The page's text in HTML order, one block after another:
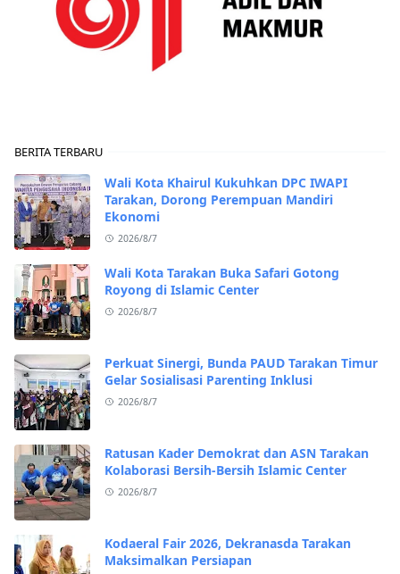
BERITA TERBARU
Wali Kota Khairul Kukuhkan DPC IWAPI
Tarakan, Dorong Perempuan Mandiri
Ekonomi
2026/8/7
Wali Kota Tarakan Buka Safari Gotong
Royong di Islamic Center
2026/8/7
Perkuat Sinergi, Bunda PAUD Tarakan Timur
Gelar Sosialisasi Parenting Inklusi
2026/8/7
Ratusan Kader Demokrat dan ASN Tarakan
Kolaborasi Bersih-Bersih Islamic Center
2026/8/7
Kodaeral Fair 2026, Dekranasda Tarakan
Maksimalkan Persiapan